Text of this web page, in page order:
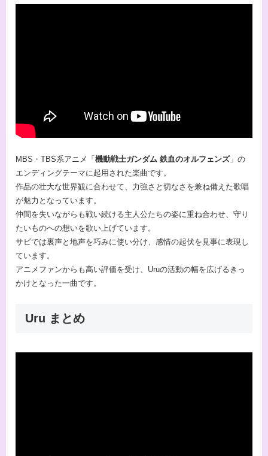
MBS・TBS系アニメ「機動戦士ガンダム 鉄血のオルフェンズ」の
エンディングテーマに起用された楽曲です。
作品の壮大な世界観に合わせて、力強さと切なさを兼ね備えた歌唱
が魅力となっています。
仲間を失いながらも戦い続ける主人公たちの姿に重ね合わせ、守り
たいものへの想いを歌い上げています。
サビでは裏声と地声を巧みに使い分け、感情の起伏を見事に表現し
ています。
アニメファンからも高い評価を受け、Uruの活動の幅を広げるきっ
かけとなった一曲です。
Uru まとめ